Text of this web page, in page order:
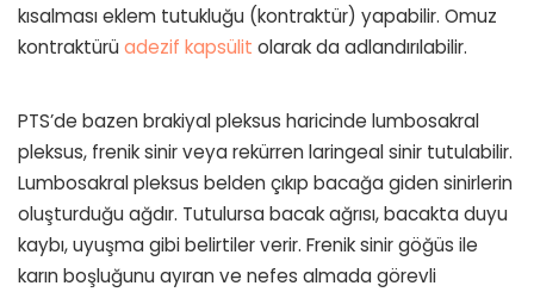
kısalması eklem tutukluğu (kontraktür) yapabilir. Omuz
kontraktürü adezif kapsülit olarak da adlandırılabilir.
PTS’de bazen brakiyal pleksus haricinde lumbosakral
pleksus, frenik sinir veya rekürren laringeal sinir tutulabilir.
Lumbosakral pleksus belden çıkıp bacağa giden sinirlerin
oluşturduğu ağdır. Tutulursa bacak ağrısı, bacakta duyu
kaybı, uyuşma gibi belirtiler verir. Frenik sinir göğüs ile
karın boşluğunu ayıran ve nefes almada görevli